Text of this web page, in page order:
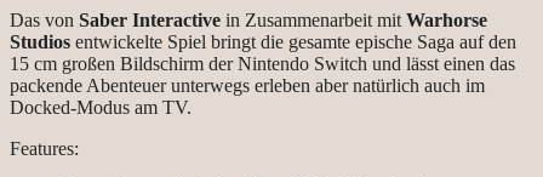
Das von Saber Interactive in Zusammenarbeit mit Warhorse
Studios entwickelte Spiel bringt die gesamte epische Saga auf den
15 cm großen Bildschirm der Nintendo Switch und lässt einen das
packende Abenteuer unterwegs erleben aber natürlich auch im
Docked-Modus am TV.
Features: